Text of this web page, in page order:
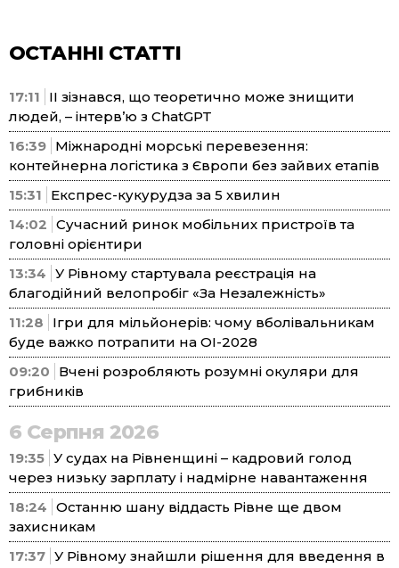
ОСТАННІ СТАТТІ
17:11
ІІ зізнався, що теоретично може знищити
людей, – інтерв’ю з ChatGPT
16:39 Міжнародні морські перевезення:
контейнерна логістика з Європи без зайвих етапів
15:31
Експрес-кукурудза за 5 хвилин
14:02 Сучасний ринок мобільних пристроїв та
головні орієнтири
13:34 У Рівному стартувала реєстрація на
благодійний велопробіг «За Незалежність»
11:28
Ігри для мільйонерів: чому вболівальникам
буде важко потрапити на ОІ-2028
09:20
Вчені розробляють розумні окуляри для
грибників
6 Серпня 2026
19:35 У судах на Рівненщині – кадровий голод
через низьку зарплату і надмірне навантаження
18:24 Останню шану віддасть Рівне ще двом
захисникам
17:37 У Рівному знайшли рішення для введення в